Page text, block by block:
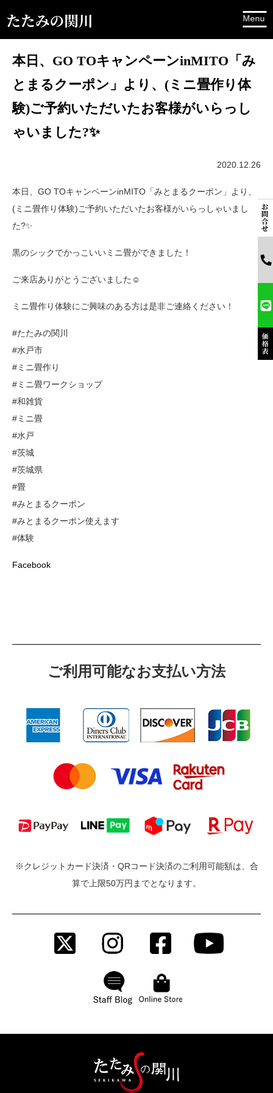
本日、GO TOキャンペーンinMITO「み
とまるクーポン」より、(ミニ畳作り体
験)ご予約いただいたお客様がいらっし
ゃいました?✨
2020.12.26
本日、GO TOキャンペーンinMITO「みとまるクーポン」より、
(ミニ畳作り体験)ご予約いただいたお客様がいらっしゃいまし
た?✨
黒のシックでかっこいいミニ畳ができました！
ご来店ありがとうございました☺
ミニ畳作り体験にご興味のある方は是非ご連絡ください！
#たたみの関川
#水戸市
#ミニ畳作り
#ミニ畳ワークショップ
#和雑貨
#ミニ畳
#水戸
#茨城
#茨城県
#畳
#みとまるクーポン
#みとまるクーポン使えます
#体験
Facebook
ご利⽤可能なお⽀払い⽅法
※クレジットカード決済・QRコード決済のご利用可能額は、合
算で上限50万円までとなります。